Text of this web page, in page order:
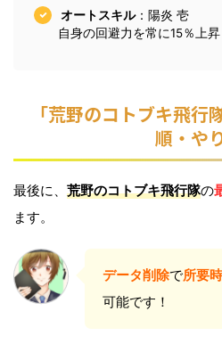
オートスキル：陽炎 壱
自身の回避力を常に15％上昇
「荒野のコトブキ飛行
順・や
最後に、 荒野のコトブキ飛行隊の
ます。
データ削除で所要
可能です！